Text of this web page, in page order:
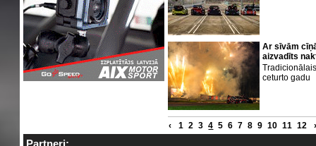
Ar sīvām
aizvadīts
ceturto gadu
‹ 1 2 3 4 5 6 7 8 9 10 11 12
Partneri: